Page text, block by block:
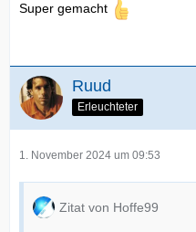
Super gemacht
Ruud
Erleuchteter
1. November 2024 um 09:53
Zitat von Hoffe99